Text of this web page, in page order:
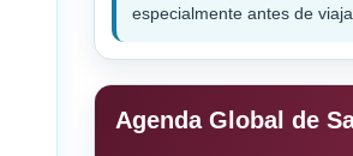
especialmente antes de
Agenda Global de